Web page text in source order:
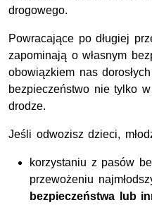
drogowego.
Powracające po długiej
zapominają o własnym
obowiązkiem nas
bezpieczeństwo nie tylko
drodze.
Jeśli odwozisz dzieci,
korzystaniu z pasów
przewożeniu
bezpieczeństwa lub